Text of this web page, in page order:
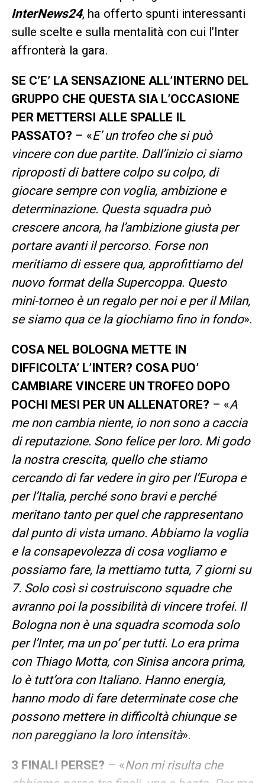
InterNews24, ha offerto spunti interessanti
sulle scelte e sulla mentalità con cui l’Inter
affronterà la gara.
SE C’E’ LA SENSAZIONE ALL’INTERNO DEL
GRUPPO CHE QUESTA SIA L’OCCASIONE
PER METTERSI ALLE SPALLE IL
PASSATO? – «E’ un trofeo che si può
vincere con due partite. Dall’inizio ci siamo
riproposti di battere colpo su colpo, di
giocare sempre con voglia, ambizione e
determinazione. Questa squadra può
crescere ancora, ha l’ambizione giusta per
portare avanti il percorso. Forse non
meritiamo di essere qua, approfittiamo del
nuovo format della Supercoppa. Questo
mini-torneo è un regalo per noi e per il Milan,
se siamo qua ce la giochiamo fino in fondo».
COSA NEL BOLOGNA METTE IN
DIFFICOLTA’ L’INTER? COSA PUO’
CAMBIARE VINCERE UN TROFEO DOPO
POCHI MESI PER UN ALLENATORE? – «A
me non cambia niente, io non sono a caccia
di reputazione. Sono felice per loro. Mi godo
la nostra crescita, quello che stiamo
cercando di far vedere in giro per l’Europa e
per l’Italia, perché sono bravi e perché
meritano tanto per quel che rappresentano
dal punto di vista umano. Abbiamo la voglia
e la consapevolezza di cosa vogliamo e
possiamo fare, la mettiamo tutta, 7 giorni su
7. Solo così si costruiscono squadre che
avranno poi la possibilità di vincere trofei. Il
Bologna non è una squadra scomoda solo
per l’Inter, ma un po’ per tutti. Lo era prima
con Thiago Motta, con Sinisa ancora prima,
lo è tutt’ora con Italiano. Hanno energia,
hanno modo di fare determinate cose che
possono mettere in difficoltà chiunque se
non pareggiano la loro intensità».
3 FINALI PERSE? – «Non mi risulta che